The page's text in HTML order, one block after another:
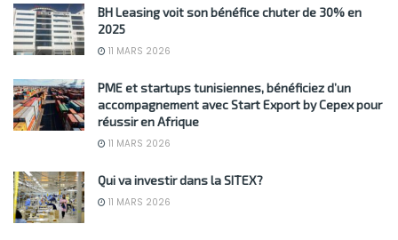
BH Leasing voit son bénéfice chuter de 30% en
2025
11 MARS 2026
PME et startups tunisiennes, bénéficiez d’un
accompagnement avec Start Export by Cepex pour
réussir en Afrique
11 MARS 2026
Qui va investir dans la SITEX?
11 MARS 2026